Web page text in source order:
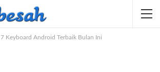
7 Keyboard Android Terbaik Bulan Ini